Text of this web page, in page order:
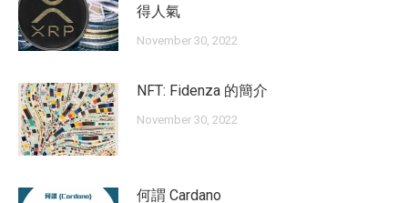
得人氣
November 30, 2022
NFT: Fidenza 的簡介
November 30, 2022
何謂 Cardano